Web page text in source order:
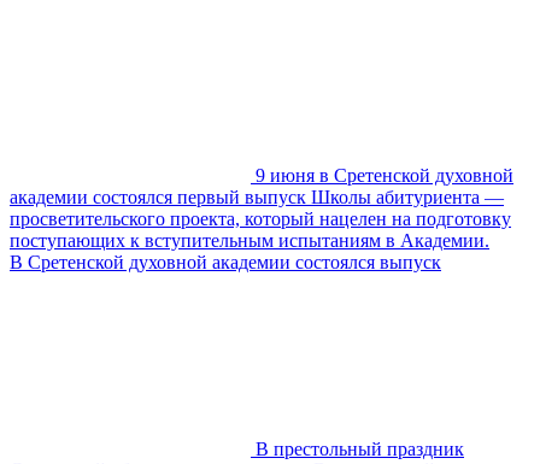
9 июня в Сретенской духовной
академии состоялся первый выпуск Школы абитуриента —
просветительского проекта, который нацелен на подготовку
поступающих к вступительным испытаниям в Академии.
В Сретенской духовной академии состоялся выпуск
В престольный праздник